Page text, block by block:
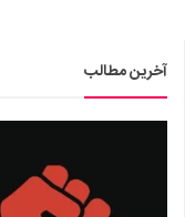
آخرین مطالب